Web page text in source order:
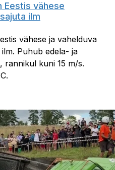
Eestis vähese
ilm
vähese ja vahelduva
Puhub edela- ja
rannikul kuni 15 m/s.